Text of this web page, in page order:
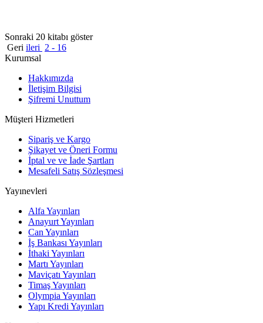
Sonraki 20 kitabı göster
Geri ileri 2 - 16
Kurumsal
Hakkımızda
İletişim Bilgisi
Şifremi Unuttum
Müşteri Hizmetleri
Sipariş ve Kargo
Şikayet ve Öneri Formu
İptal ve ve İade Şartları
Mesafeli Satış Sözleşmesi
Yayınevleri
Alfa Yayınları
Anayurt Yayınları
Can Yayınları
İş Bankası Yayınları
İthaki Yayınları
Martı Yayınları
Maviçatı Yayınları
Timaş Yayınları
Olympia Yayınları
Yapı Kredi Yayınları